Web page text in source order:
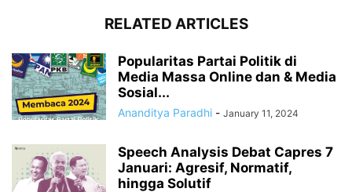
RELATED ARTICLES
Popularitas Partai Politik di
Media Massa Online dan & Media
Sosial...
Ananditya Paradhi - January 11, 2024
Speech Analysis Debat Capres 7
Januari: Agresif, Normatif,
hingga Solutif